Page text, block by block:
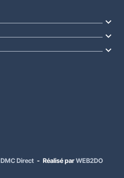



DMC Direct - Réalisé parWEB2DO